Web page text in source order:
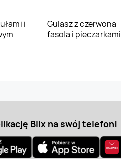
i
Gulasz z czerwona
fasola i pieczarkami
Blix na swój telefon!